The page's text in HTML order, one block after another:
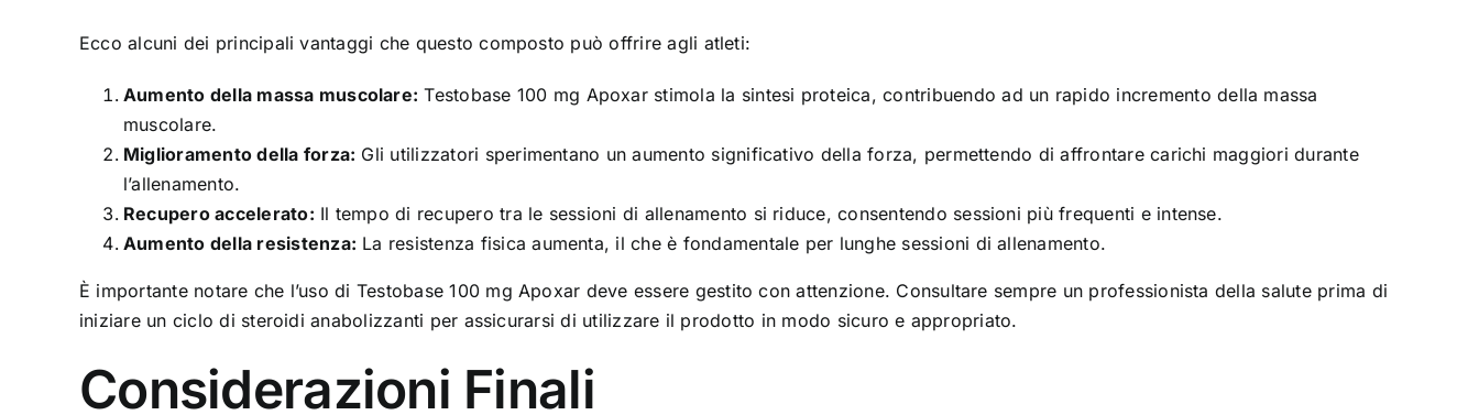
Ecco alcuni dei principali vantaggi che questo composto può offrire agli atleti:
Aumento della massa muscolare: Testobase 100 mg Apoxar stimola la sintesi proteica, contribuendo ad un rapido incremento della massa
muscolare.
Miglioramento della forza: Gli utilizzatori sperimentano un aumento significativo della forza, permettendo di affrontare carichi maggiori durante
l’allenamento.
Recupero accelerato: Il tempo di recupero tra le sessioni di allenamento si riduce, consentendo sessioni più frequenti e intense.
Aumento della resistenza: La resistenza fisica aumenta, il che è fondamentale per lunghe sessioni di allenamento.
È importante notare che l’uso di Testobase 100 mg Apoxar deve essere gestito con attenzione. Consultare sempre un professionista della salute prima di
iniziare un ciclo di steroidi anabolizzanti per assicurarsi di utilizzare il prodotto in modo sicuro e appropriato.
Considerazioni Finali